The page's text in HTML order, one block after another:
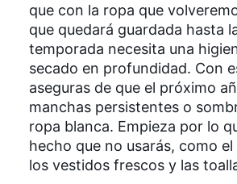
que con la ropa que
que quedará guardada hasta
temporada necesita una
secado en profundidad. Con
aseguras de que el próximo
manchas persistentes o
ropa blanca. Empieza por lo
hecho que no usarás, como
los vestidos frescos y las